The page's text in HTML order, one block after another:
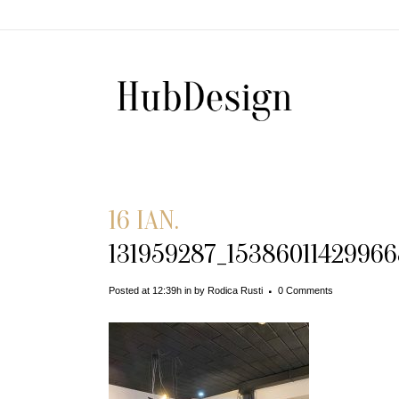
16 IAN.
Posted at 12:39h in by Rodica Rusti 0 Comments